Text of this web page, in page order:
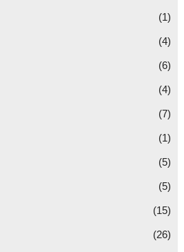
(1)
(4)
(6)
(4)
(7)
(1)
(5)
(5)
(15)
(26)